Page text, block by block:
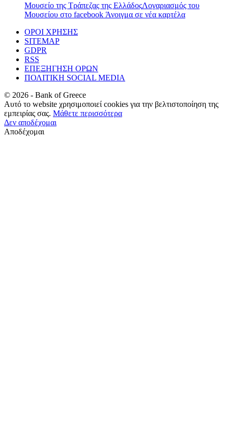
Μουσείο της Τράπεζας της ΕλλάδοςΛογαριασμός του
Μουσείου στο facebook Άνοιγμα σε νέα καρτέλα
ΟΡΟΙ ΧΡΗΣΗΣ
SITEMAP
GDPR
RSS
ΕΠΕΞΗΓΗΣΗ ΟΡΩΝ
ΠΟΛΙΤΙΚΗ SOCIAL MEDIA
© 2026 - Bank of Greece
Αυτό το website χρησιμοποιεί cookies για την βελτιστοποίηση της
εμπειρίας σας. Μάθετε περισσότερα
Δεν αποδέχομαι
Αποδέχομαι